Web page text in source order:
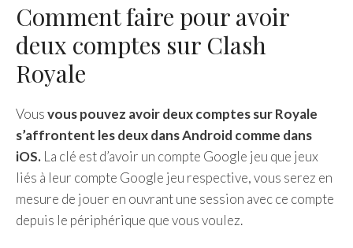
Comment faire pour avoir
deux comptes sur Clash
Royale
Vousvous pouvez avoir deux comptes sur Royale
s’affrontent les deux dans Android comme dans
iOS. La clé est d’avoir un compte Google jeu que jeux
liés à leur compte Google jeu respective, vous serez en
mesure de jouer en ouvrant une session avec ce compte
depuis le périphérique que vous voulez.